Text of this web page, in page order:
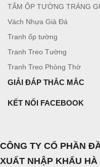
TẤM ỐP TƯỜNG TRÁNG
Vách Nhựa Giả Đá
Tranh ốp tường
Tranh Treo Tường
Tranh Treo Phòng Thờ
GIẢI ĐÁP THẮC MẮC
KẾT NỐI FACEBOOK
CÔNG TY CỔ PHẦN
XUẤT NHẬP KHẨU HÀ